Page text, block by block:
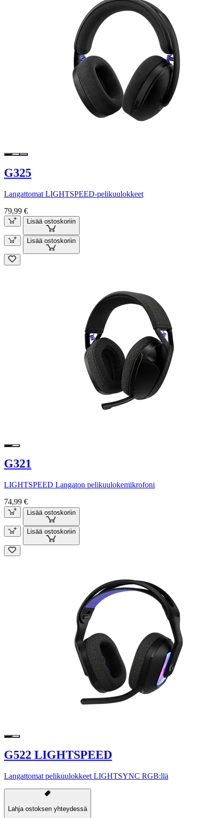
G325
Langattomat LIGHTSPEED-pelikuulokkeet
79,99 €
Lisää ostoskoriin
Lisää ostoskoriin
G321
LIGHTSPEED Langaton pelikuulokemikrofoni
74,99 €
Lisää ostoskoriin
Lisää ostoskoriin
G522 LIGHTSPEED
Langattomat pelikuulokkeet LIGHTSYNC RGB:llä
Lahja ostoksen yhteydessä